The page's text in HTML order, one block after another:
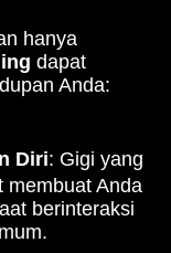
hanya
dapat
Anda:
Diri: Gigi yang
membuat Anda
berinteraksi